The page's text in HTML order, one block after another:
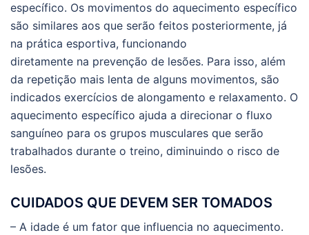
específico. Os movimentos do aquecimento específico
são similares aos que serão feitos posteriormente, já
na prática esportiva, funcionando
diretamente na prevenção de lesões. Para isso, além
da repetição mais lenta de alguns movimentos, são
indicados exercícios de alongamento e relaxamento. O
aquecimento específico ajuda a direcionar o fluxo
sanguíneo para os grupos musculares que serão
trabalhados durante o treino, diminuindo o risco de
lesões.
CUIDADOS QUE DEVEM SER TOMADOS
– A idade é um fator que influencia no aquecimento.